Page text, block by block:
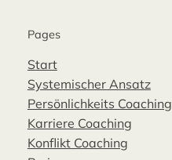
Pages
Start
Systemischer Ansatz
Persönlichkeits Coaching
Karriere Coaching
Konflikt Coaching